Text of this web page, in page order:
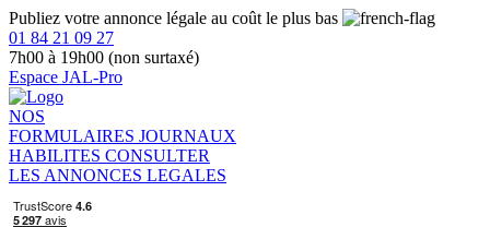
Publiez votre annonce légale au coût le plus bas
01 84 21 09 27
7h00 à 19h00 (non surtaxé)
Espace JAL-Pro
NOS
FORMULAIRES JOURNAUX
HABILITES CONSULTER
LES ANNONCES LEGALES